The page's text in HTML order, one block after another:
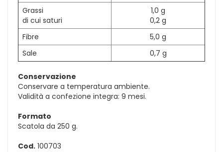
Grassi
di cui saturi
1,0 g
0,2 g
Fibre
5,0 g
Sale
0,7 g
Conservazione
Conservare a temperatura ambiente.
Validità a confezione integra: 9 mesi.
Formato
Scatola da 250 g.
Cod. 100703